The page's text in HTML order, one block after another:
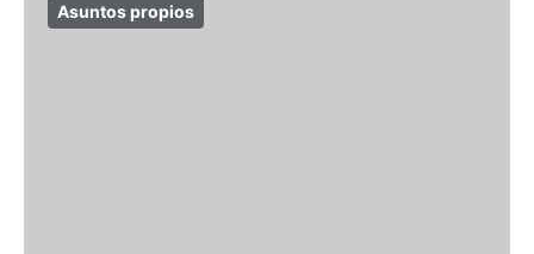
Asuntos propios